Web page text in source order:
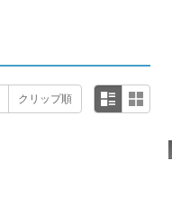
クリップ順